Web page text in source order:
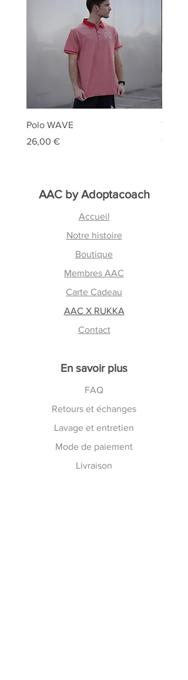
Polo WAVE
Prix
26,00 €
Tee-
Prix
18,00 €
AAC byAdoptacoach
Accueil
Notre histoire
Boutique
Membres AAC
Carte Cadeau
AAC X RUKKA
Contact
En savoir plus
FAQ
Retours et échanges
Lavage et entretien
Mode de paiement
Livraison